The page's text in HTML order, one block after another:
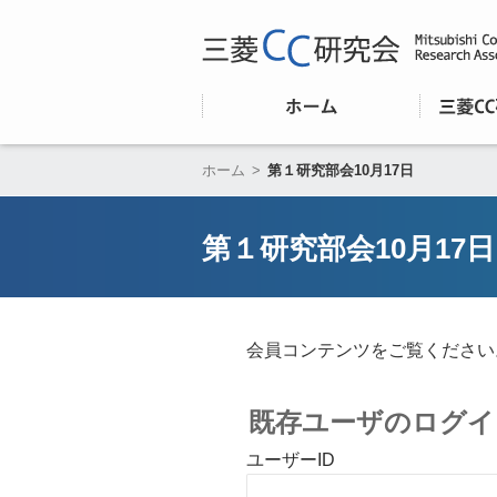
ホーム > 第１研究部会10月17日
第１研究部会10月17日
会員コンテンツをご覧くださ
既存ユーザのログ
ユーザーID